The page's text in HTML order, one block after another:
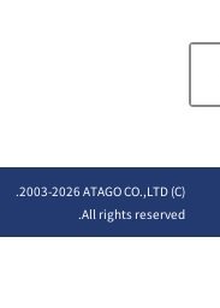
(C) 2003-
2026 ATAGO CO.,LTD.
All rights reserved.